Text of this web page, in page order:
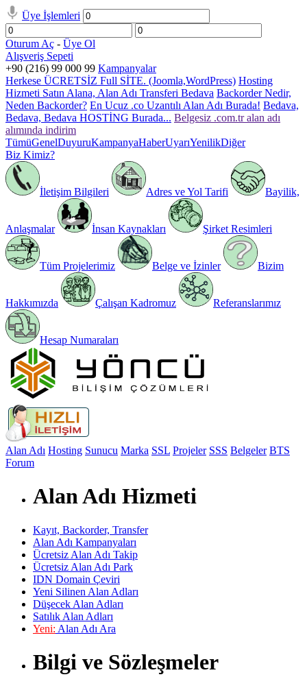
Üye İşlemleri
Oturum Aç - Üye Ol
Alışveriş Sepeti
+90 (216) 99 000 99 Kampanyalar
Herkese ÜCRETSİZ Full SİTE. (Joomla,WordPress) Hosting
Hizmeti Satın Alana, Alan Adı Transferi Bedava Backorder Nedir,
Neden Backorder? En Ucuz .co Uzantılı Alan Adı Burada! Bedava,
Bedava, Bedava HOSTİNG Burada... Belgesiz .com.tr alan adı
alımında indirim
TümüGenelDuyuruKampanyaHaberUyarıYenilikDiğer
Biz Kimiz?
İletişim Bilgileri Adres ve Yol Tarifi Bayilik,
Anlaşmalar İnsan Kaynakları Şirket Resimleri
Tüm Projelerimiz Belge ve İzinler Bizim
Hakkımızda Çalışan Kadromuz Referanslarımız
Hesap Numaraları
Alan Adı Hosting Sunucu Marka SSL Projeler SSS Belgeler BTS
Forum
Alan Adı Hizmeti
Kayıt, Backorder, Transfer
Alan Adı Kampanyaları
Ücretsiz Alan Adı Takip
Ücretsiz Alan Adı Park
IDN Domain Çeviri
Yeni Silinen Alan Adları
Düşecek Alan Adları
Satılık Alan Adları
Yeni: Alan Adı Ara
Bilgi ve Sözleşmeler